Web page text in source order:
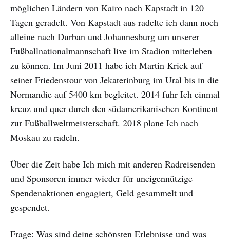
möglichen Ländern von Kairo nach Kapstadt in 120
Tagen geradelt. Von Kapstadt aus radelte ich dann noch
alleine nach Durban und Johannesburg um unserer
Fußballnationalmannschaft live im Stadion miterleben
zu können. Im Juni 2011 habe ich Martin Krick auf
seiner Friedenstour von Jekaterinburg im Ural bis in die
Normandie auf 5400 km begleitet. 2014 fuhr Ich einmal
kreuz und quer durch den südamerikanischen Kontinent
zur Fußballweltmeisterschaft. 2018 plane Ich nach
Moskau zu radeln.
Über die Zeit habe Ich mich mit anderen Radreisenden
und Sponsoren immer wieder für uneigennützige
Spendenaktionen engagiert, Geld gesammelt und
gespendet.
Frage: Was sind deine schönsten Erlebnisse und was